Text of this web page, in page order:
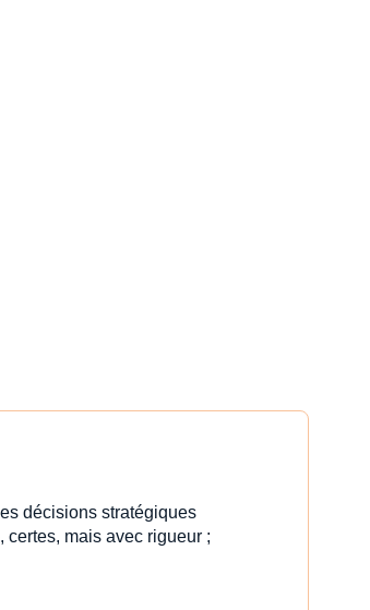
décisions stratégiques
certes, mais avec rigueur ;